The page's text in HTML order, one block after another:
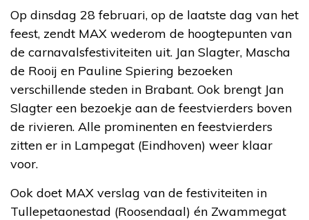
Op dinsdag 28 februari, op de laatste dag van het
feest, zendt MAX wederom de hoogtepunten van
de carnavalsfestiviteiten uit. Jan Slagter, Mascha
de Rooij en Pauline Spiering bezoeken
verschillende steden in Brabant. Ook brengt Jan
Slagter een bezoekje aan de feestvierders boven
de rivieren. Alle prominenten en feestvierders
zitten er in Lampegat (Eindhoven) weer klaar
voor.
Ook doet MAX verslag van de festiviteiten in
Tullepetaonestad (Roosendaal) én Zwammegat